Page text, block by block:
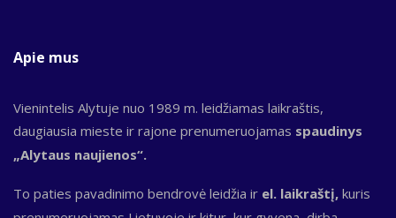
Apie mus
Vienintelis Alytuje nuo 1989 m. leidžiamas laikraštis,
daugiausia mieste ir rajone prenumeruojamas spaudinys
„Alytaus naujienos“.
To paties pavadinimo bendrovė leidžia ir el. laikraštį, kuris